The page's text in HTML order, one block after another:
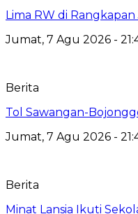
Lima RW di
Jumat, 7 Agu 2026 -
Berita
Tol Sawangan-
Jumat, 7 Agu 2026 -
Berita
Minat Lansia Ikuti